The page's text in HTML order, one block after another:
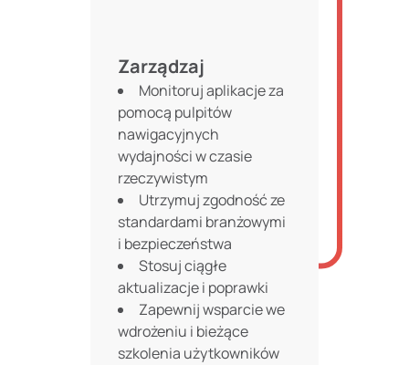
Zarządzaj
Monitoruj aplikacje za
pomocą pulpitów
nawigacyjnych
wydajności w czasie
rzeczywistym
Utrzymuj zgodność ze
standardami branżowymi
i bezpieczeństwa
Stosuj ciągłe
aktualizacje i poprawki
Zapewnij wsparcie we
wdrożeniu i bieżące
szkolenia użytkowników